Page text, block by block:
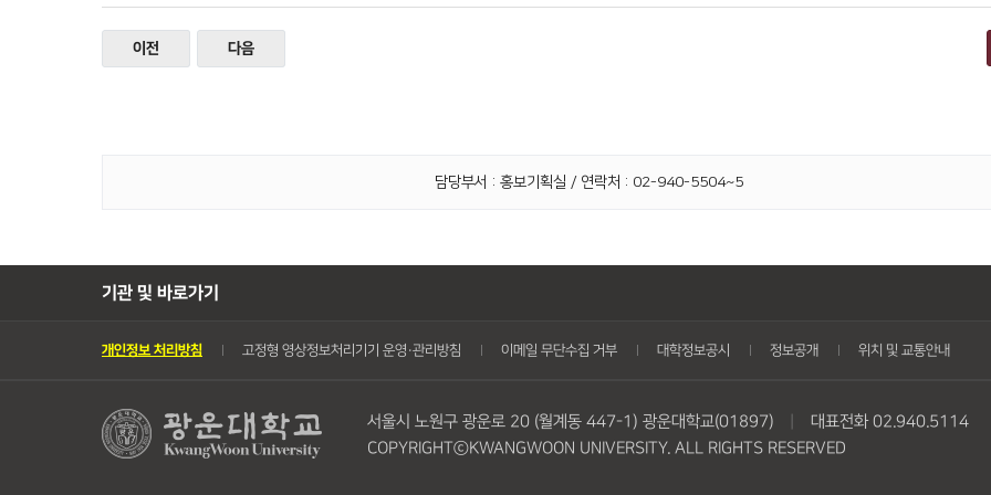
이전 다음
담당부서 : 홍보기획실 / 연락처 : 02-940-5504~5
기관 및 바로가기
개인정보 처리방침 고정형 영상정보처리기기 운영・관리방침 이메일 무단수집 거부 대학정보공시 정보공개 위치 및 교통안내
서울시 노원구 광운로 20 (월계동 447-1) 광운대학교(01897)
대표전화 02.940.5114
COPYRIGHTⓒKWANGWOON UNIVERSITY. ALL RIGHTS RESERVED